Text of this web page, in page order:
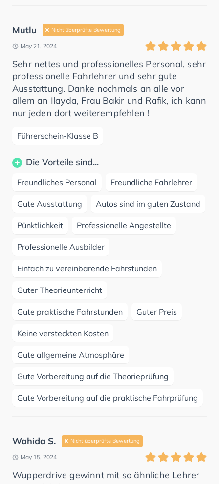
Mutlu Nicht überprüfte Bewertung
May 21, 2024
Sehr nettes und professionelles Personal, sehr
professionelle Fahrlehrer und sehr gute
Ausstattung. Danke nochmals an alle vor
allem an Ilayda, Frau Bakir und Rafik, ich kann
nur jeden dort weiterempfehlen !
Führerschein-Klasse B
Die Vorteile sind...
Freundliches Personal Freundliche Fahrlehrer
Gute Ausstattung Autos sind im guten Zustand
Pünktlichkeit Professionelle Angestellte
Professionelle Ausbilder
Einfach zu vereinbarende Fahrstunden
Guter Theorieunterricht
Gute praktische Fahrstunden Guter Preis
Keine versteckten Kosten
Gute allgemeine Atmosphäre
Gute Vorbereitung auf die Theorieprüfung
Gute Vorbereitung auf die praktische Fahrprüfung
Wahida S. Nicht überprüfte Bewertung
May 15, 2024
Wupperdrive gewinnt mit so ähnliche Lehrer